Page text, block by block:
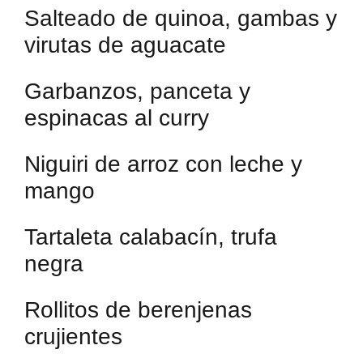
Salteado de quinoa, gambas y
virutas de aguacate
Garbanzos, panceta y
espinacas al curry
Niguiri de arroz con leche y
mango
Tartaleta calabacín, trufa
negra
Rollitos de berenjenas
crujientes